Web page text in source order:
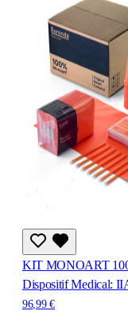
KIT MONOART
Dispositif Medical:
96,99 €